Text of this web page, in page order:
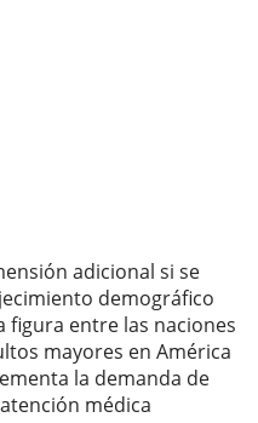
adicional si se
demográfico
figura entre las naciones
mayores en América
la demanda de
médica